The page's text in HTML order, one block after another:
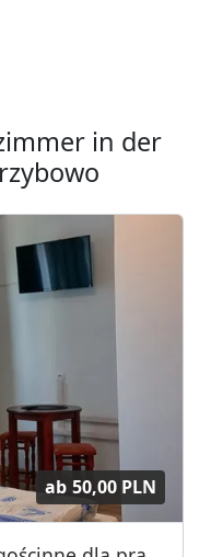
in der
ab 50,00 PLN